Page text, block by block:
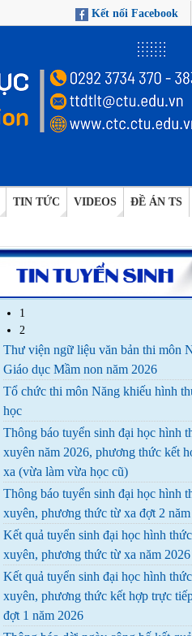
Kết nối Facebook
TIN TỨC VIDEOS ĐỀ ÁN TS
1
2
Thư viện ngữ liệu văn bản thi môn
Giáo dục Mầm non năm 2026
Tổ chức thi môn Năng khiếu hình
học
Thông báo tuyển sinh đại học hình
xuyên năm 2026, phương thức kết
xa (vừa làm vừa học cũ)
Thông báo tuyển sinh đại học hình
xuyên, phương thức từ xa đợt 2
Kết quả tuyển sinh đại học hình
xuyên, phương thức từ xa năm 2026
Kết quả tuyển sinh đại học hình
xuyên, phương thức kết hợp trực
đợt 1 năm 2026